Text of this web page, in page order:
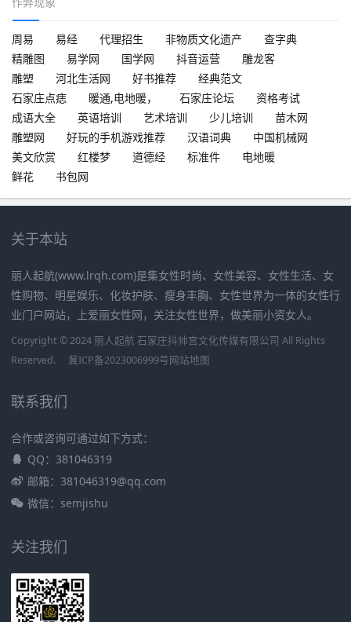
周易 易经 代理招生 非物质文化遗产
查字典
精雕图
易学网 国学网 抖音运营
雕龙客
雕塑
河北生活网 好书推荐
经典范文
石家庄点痣
暖通,电地暖， 石家庄论坛
资格考试
成语大全
英语培训 艺术培训 少儿培训
苗木网
雕塑网
好玩的手机游戏推荐 汉语词典
中国机械网
美文欣赏
红楼梦 道德经 标准件
电地暖
鲜花
书包网
关于本站
丽人起航(www.lrqh.com)是集女性时尚、女性美容、女性生活、女
性购物、明星娱乐、化妆护肤、瘦身丰胸、女性世界为一体的女性行
业门户网站，上爱丽女性网，关注女性世界，做美丽小资女人。
Copyright © 2024 丽人起航 石家庄抖帅宫文化传媒有限公司 All Rights
Reserved.
冀ICP备2023006999号网站地图
联系我们
合作或咨询可通过如下方式：
QQ：381046319
邮箱：381046319@qq.com
微信：semjishu
关注我们